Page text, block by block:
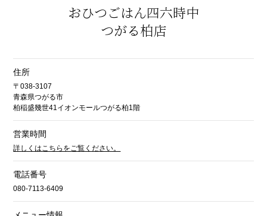
おひつごはん四六時中
つがる柏店
住所
〒038-3107
青森県つがる市
柏稲盛幾世41イオンモールつがる柏1階
営業時間
詳しくはこちらをご覧ください。
電話番号
080-7113-6409